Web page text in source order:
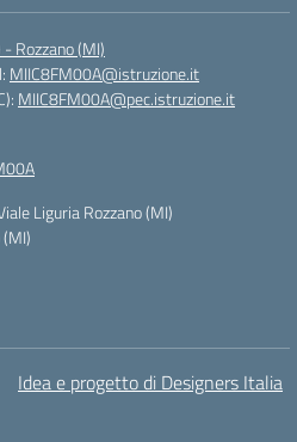
Rozzano (MI)
MIIC8FM00A@istruzione.it
MIIC8FM00A@pec.istruzione.it
Liguria Rozzano (MI)
Idea e progetto di Designers Italia